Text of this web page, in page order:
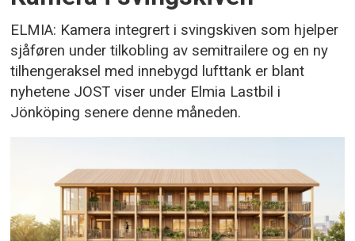
ELMIA: Kamera integrert i svingskiven som hjelper
sjåføren under tilkobling av semitrailere og en ny
tilhengeraksel med innebygd lufttank er blant
nyhetene JOST viser under Elmia Lastbil i
Jönköping senere denne måneden.